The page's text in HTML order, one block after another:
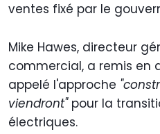
ventes fixé par le
Mike Hawes, directeur
commercial, a remis en
appelé l'approche
viendront"pour la
électriques.